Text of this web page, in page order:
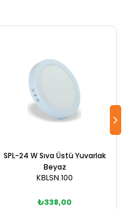
SPL-24 W Sıva Üstü Yuvarlak
Beyaz
KBLSN.100
₺338,00